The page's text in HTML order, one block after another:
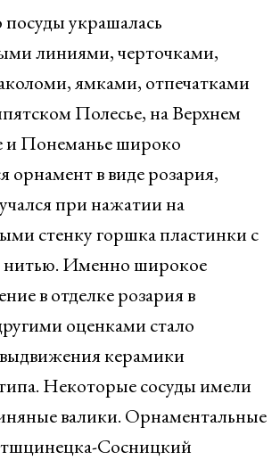
украшалась
линиями, черточками,
ямками, отпечатками
Полесье, на Верхнем
и Понеманье широко
орнамент в виде розария,
при нажатии на
стенку горшка пластинки с
нитью. Именно широкое
в отделке розария в
оценками стало
керамики
Некоторые сосуды имели
валики. Орнаментальные
Сосницкий